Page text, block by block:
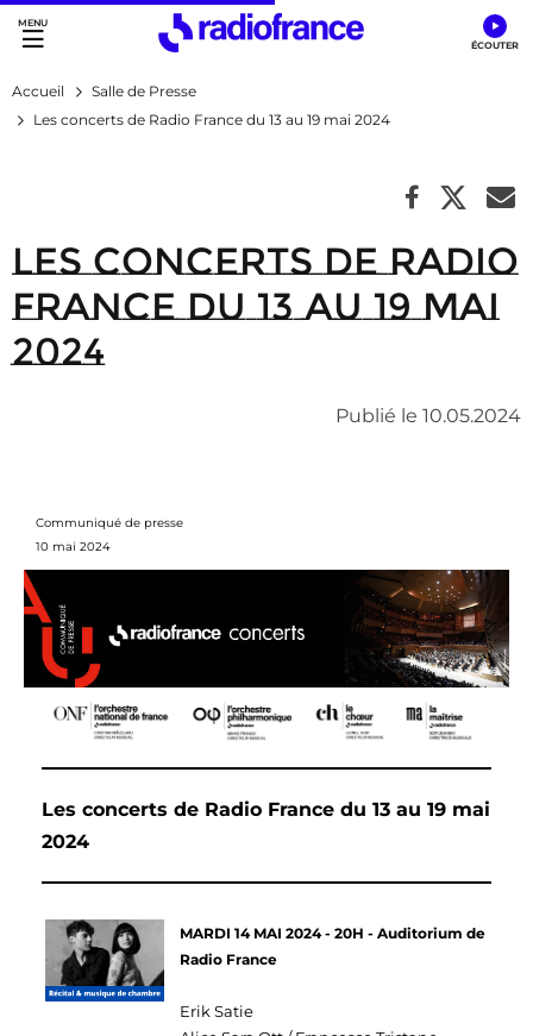
Accès direct :
Menu principal
Contenu
Accueil
Salle de Presse
Les concerts de Radio France du 13 au 19 mai 2024
Les concerts de Radio
France du 13 au 19 mai
2024
Publié le 10.05.2024
Communiqué de presse
10 mai 2024
Les concerts de Radio France du 13 au 19 mai
2024
MARDI 14 MAI 2024 - 20H - Auditorium de
Radio France
Erik Satie